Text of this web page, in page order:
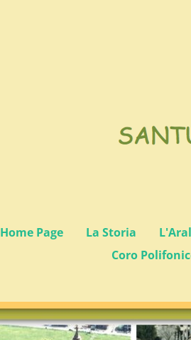
Home Page La Storia
Coro